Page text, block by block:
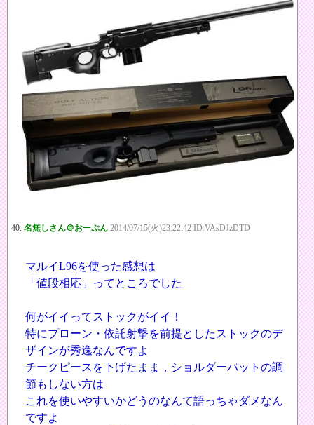
40: 名無しさん＠おーぷん 2014/07/15(火)23:22:42 ID:VAsDJzDTD
マルイL96を使った感想は
「値段相応」ってところでした
何がイイってストックがイイ！
特にプローン・依託射撃を前提としたストックのデ
ザインが秀逸なんですよ
チークピースを下げたまま，ショルダーパットの調
節もしない方は
これを使いやすいかどうのなんて語っちゃダメなん
ですよ